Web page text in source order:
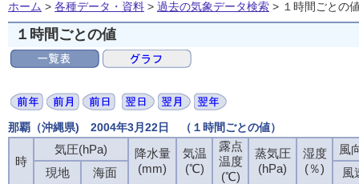
ホーム > 各種データ・資料 > 過去の気象データ検索 > １時間ごとの
１時間ごとの値
那覇（沖縄県) 2004年3月22日 （１時間ごとの値）
時
気圧(hPa)
降水量
(mm)
気温
(℃)
露点
温度
(℃)
蒸気圧
(hPa)
湿度
(％)
風
現地
海面
風
時
気圧(hPa)
降水量
(mm)
気温
(℃)
露点
温度
(℃)
蒸気圧
(hPa)
湿度
(％)
風
現地
海面
風
時
気圧(hPa)
降水量
(mm)
気温
(℃)
露点
温度
(℃)
蒸気圧
(hPa)
湿度
(％)
風
現地
海面
風
時
気圧(hPa)
降水量
(mm)
気温
(℃)
露点
温度
(℃)
蒸気圧
(hPa)
湿度
(％)
風
現地
海面
風